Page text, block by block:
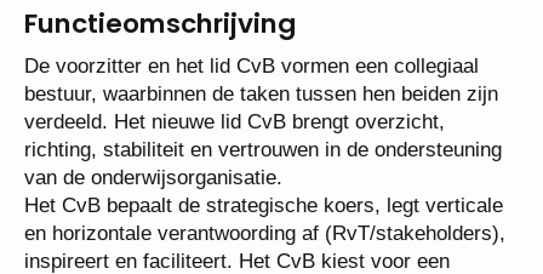
Functieomschrijving
De voorzitter en het lid CvB vormen een collegiaal
bestuur, waarbinnen de taken tussen hen beiden zijn
verdeeld. Het nieuwe lid CvB brengt overzicht,
richting, stabiliteit en vertrouwen in de
ondersteuning van de onderwijsorganisatie.
Het CvB bepaalt de strategische koers, legt
verticale en horizontale verantwoording af
(RvT/stakeholders), inspireert en faciliteert. Het